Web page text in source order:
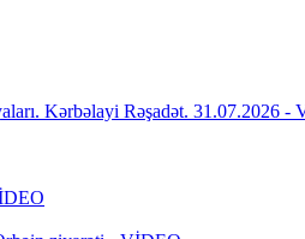
Kərbəlayi Rəşadət. 31.07.2026 -